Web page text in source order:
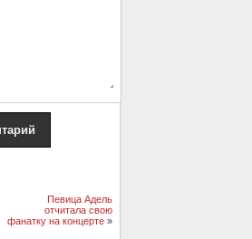
Певица Адель
отчитала свою
фанатку на концерте»